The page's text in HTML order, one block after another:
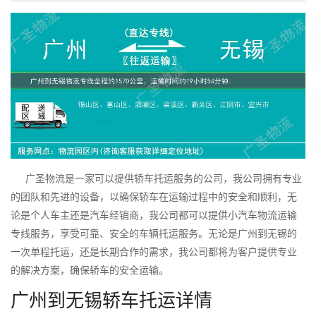
广圣物流是一家可以提供轿车托运服务的公司，我公司拥有专业
的团队和先进的设备，以确保轿车在运输过程中的安全和顺利，无
论是个人车主还是汽车经销商，我公司都可以提供小汽车物流运输
专线服务，享受可靠、安全的车辆托运服务。无论是广州到无锡的
一次单程托运，还是长期合作的需求，我公司都将为客户提供专业
的解决方案，确保轿车的安全运输。
广州到无锡轿车托运详情